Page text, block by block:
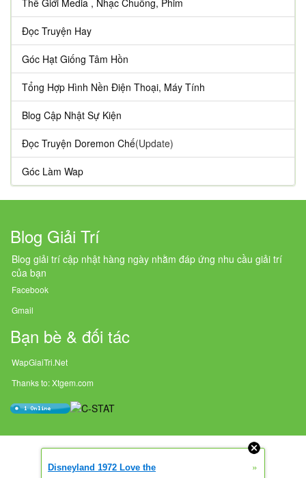
Thế Giới Media , Nhạc Chuông, Phim
Đọc Truyện Hay
Góc Hạt Giống Tâm Hồn
Tổng Hợp Hình Nền Điện Thoại, Máy Tính
Blog Cập Nhật Sự Kiện
Đọc Truyện Doremon Chế(Update)
Góc Làm Wap
Blog Giải Trí
Blog giải trí cập nhật hàng ngày nhằm đáp ứng nhu cầu giải trí
của bạn
Facebook
Gmail
Bạn bè & đối tác
WapGiaiTri.Net
Thanks to: Xtgem.com
Disneyland 1972 Love the »